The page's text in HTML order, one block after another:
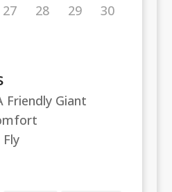
27 28 29
30
Friendly Giant